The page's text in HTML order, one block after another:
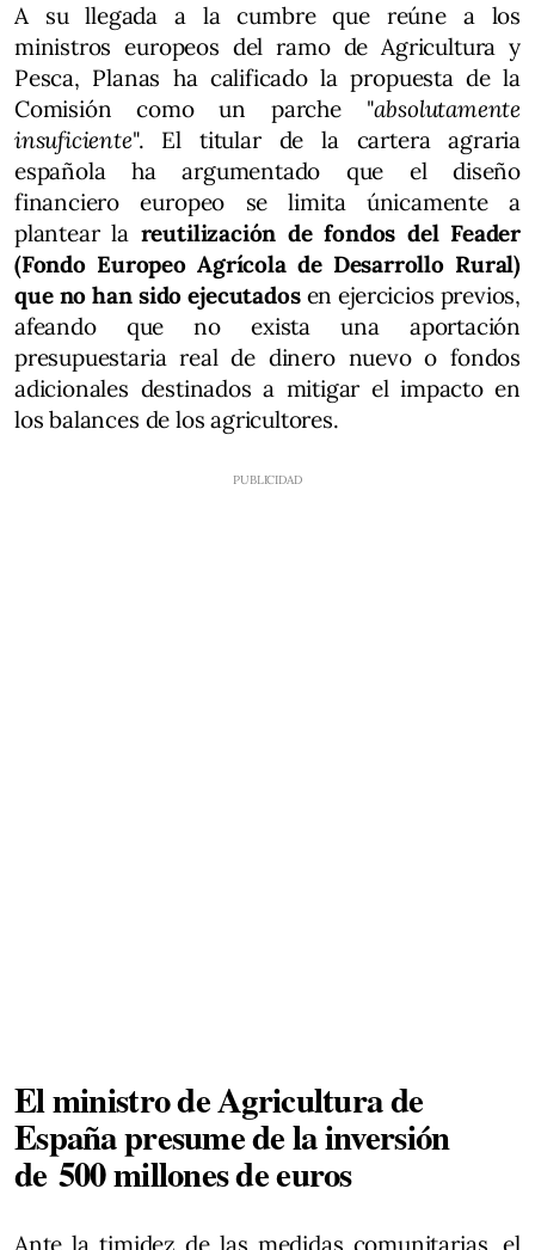
A su llegada a la cumbre que reúne a los
ministros europeos del ramo de Agricultura y
Pesca, Planas ha calificado la propuesta de la
Comisión como un parche "absolutamente
insuficiente". El titular de la cartera agraria
española ha argumentado que el diseño
financiero europeo se limita únicamente a
plantear la reutilización de fondos del Feader
(Fondo Europeo Agrícola de Desarrollo Rural)
que no han sido ejecutadosen ejercicios previos,
afeando que no exista una aportación
presupuestaria real de dinero nuevo o fondos
adicionales destinados a mitigar el impacto en
los balances de los agricultores.
El ministro de Agricultura de
España presume de la inversión
de 500 millones de euros